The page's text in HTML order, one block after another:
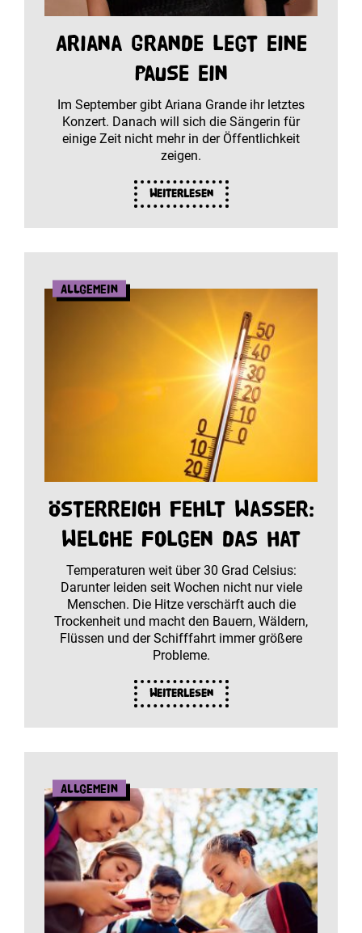
Ariana Grande legt eine
Pause ein
Im September gibt Ariana Grande ihr letztes
Konzert. Danach will sich die Sängerin für
einige Zeit nicht mehr in der Öffentlichkeit
zeigen.
Weiterlesen
Allgemein
Österreich fehlt Wasser:
Welche Folgen das hat
Temperaturen weit über 30 Grad Celsius:
Darunter leiden seit Wochen nicht nur viele
Menschen. Die Hitze verschärft auch die
Trockenheit und macht den Bauern, Wäldern,
Flüssen und der Schifffahrt immer größere
Probleme.
Weiterlesen
Allgemein